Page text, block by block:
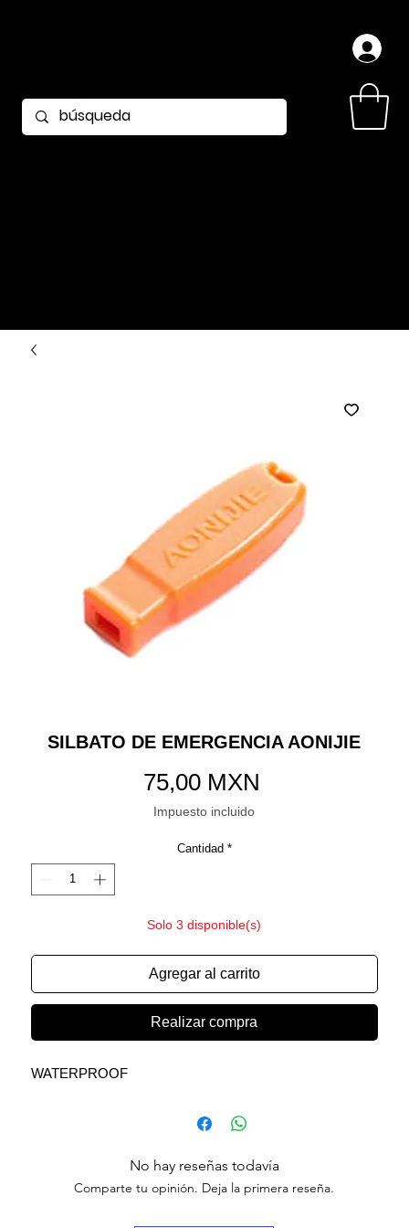
SILBATO DE EMERGENCIA AONIJIE
75,00 MXN
Impuesto incluido
Cantidad *
Solo 3 disponible(s)
Agregar al carrito
Realizar compra
WATERPROOF
No hay reseñas todavía
Comparte tu opinión. Deja la primera reseña.